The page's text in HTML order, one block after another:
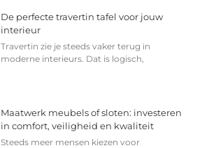
De perfecte travertin tafel voor jouw
interieur
Travertin zie je steeds vaker terug in
moderne interieurs. Dat is logisch,
Maatwerk meubels of sloten: investeren
in comfort, veiligheid en kwaliteit
Steeds meer mensen kiezen voor